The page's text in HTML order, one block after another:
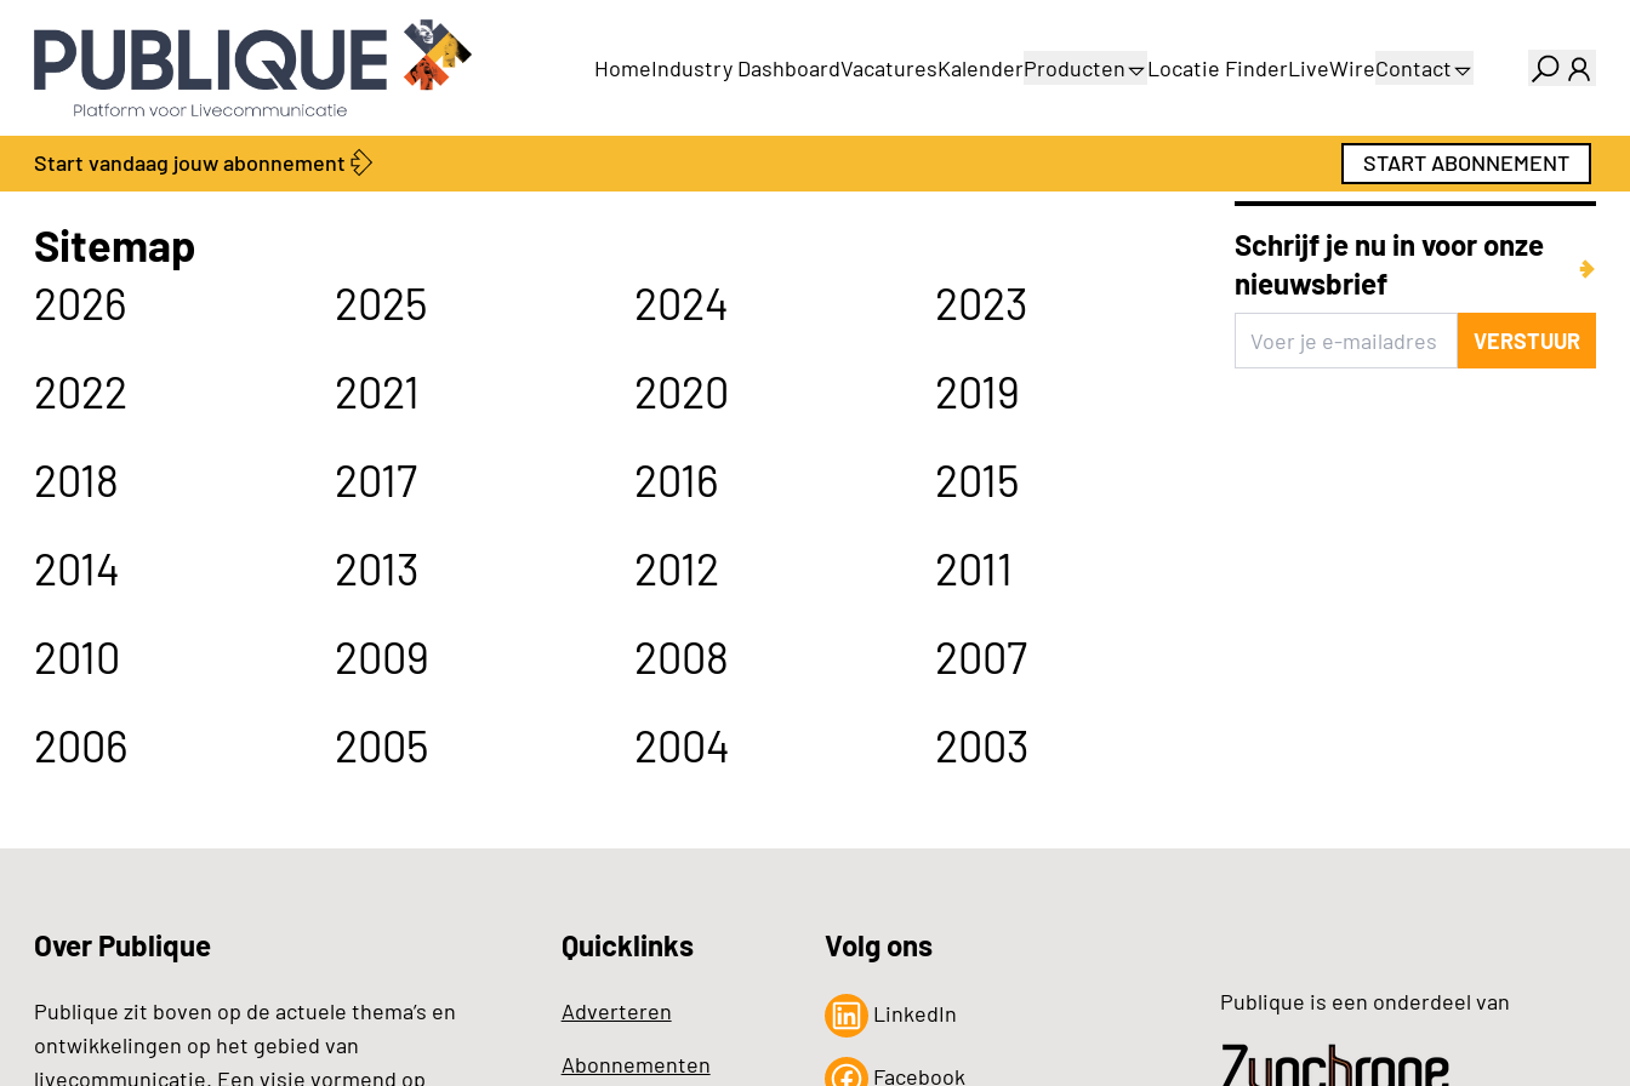
HomeIndustry DashboardVacaturesKalenderProducten
Productengids
Locatie FinderLiveWireContact
Adverteren
Abonnementen
Start vandaag jouw abonnement START ABONNEMENT
Sitemap
2026
2025 2024
2023
2022
2021 2020
2019
2018
2017 2016
2015
2014
2013 2012
2011
2010
2009 2008
2007
2006
2005 2004 2003
Schrijf je nu in voor onze
nieuwsbrief
VERSTUUR
Over Publique
Publique zit boven op de actuele thema’s en
ontwikkelingen op het gebied van
livecommunicatie. Een visie vormend op
Quicklinks
Adverteren
Abonnementen
Volg ons
LinkedIn
Facebook
Publique is een onderdeel van